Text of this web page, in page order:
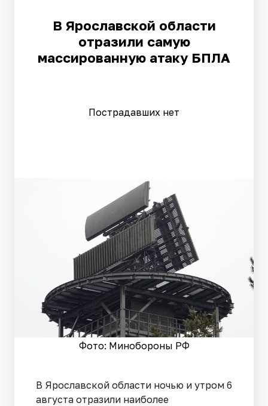
В Ярославской области
отразили самую
массированную атаку БПЛА
Пострадавших нет
Фото: Минобороны РФ
В Ярославской области ночью и утром 6
августа отразили наиболее